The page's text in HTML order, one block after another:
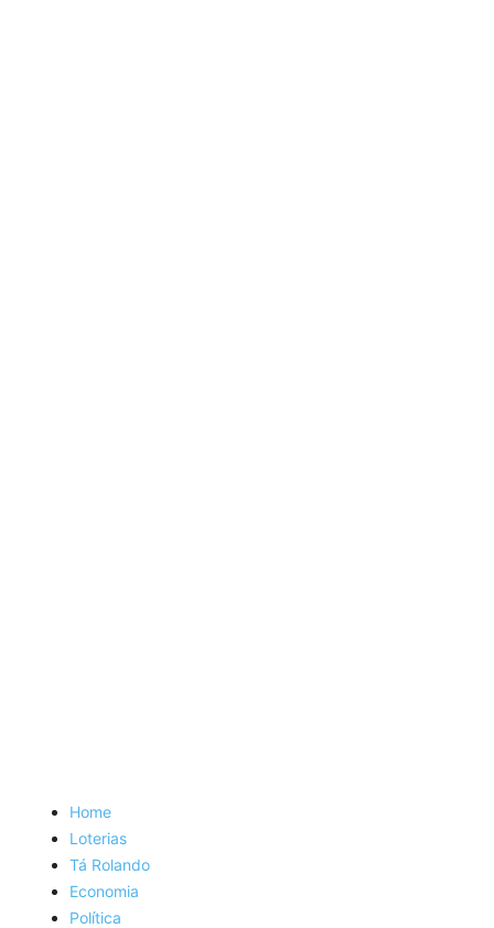
Home
Loterias
Tá Rolando
Economia
Política